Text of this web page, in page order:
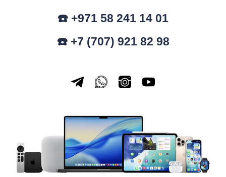
☎️ +971 58 241 14 01
☎️ +7 (707) 921 82 98